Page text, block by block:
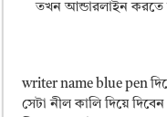
তখন আন্ডারলাইন করতে
writer name blue pen
সেটা নীল কালি দিয়ে